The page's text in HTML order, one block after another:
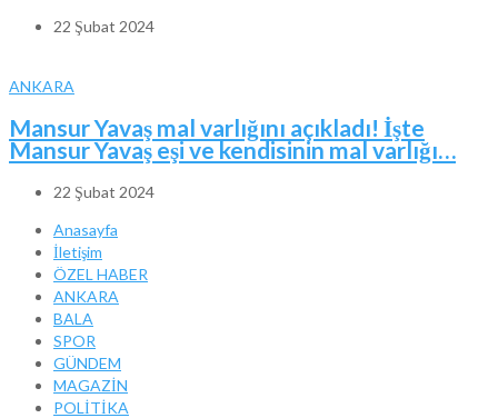
22 Şubat 2024
ANKARA
Mansur Yavaş mal varlığını açıkladı! İşte
Mansur Yavaş eşi ve kendisinin mal varlığı…
22 Şubat 2024
Anasayfa
İletişim
ÖZEL HABER
ANKARA
BALA
SPOR
GÜNDEM
MAGAZİN
POLİTİKA